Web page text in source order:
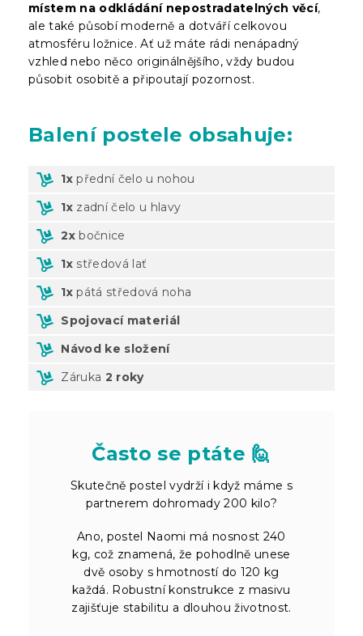
místem na odkládání nepostradatelných věcí,
ale také působí moderně a dotváří celkovou
atmosféru ložnice. Ať už máte rádi nenápadný
vzhled nebo něco originálnějšího, vždy budou
působit osobitě a připoutají pozornost.
Balenípostele obsahuje:
1x přední čelo u nohou
1x zadní čelo u hlavy
2x bočnice
1x středová lať
1x pátá středová noha
Spojovací materiál
Návod ke složení
Záruka 2 roky
Často se ptáte 🙋
Skutečně postel vydrží i když máme s
partnerem dohromady 200 kilo?
Ano, postel Naomi má nosnost 240
kg, což znamená, že pohodlně unese
dvě osoby s hmotností do 120 kg
každá. Robustní konstrukce z masivu
zajišťuje stabilitu a dlouhou životnost.